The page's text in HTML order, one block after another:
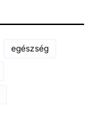
egészség